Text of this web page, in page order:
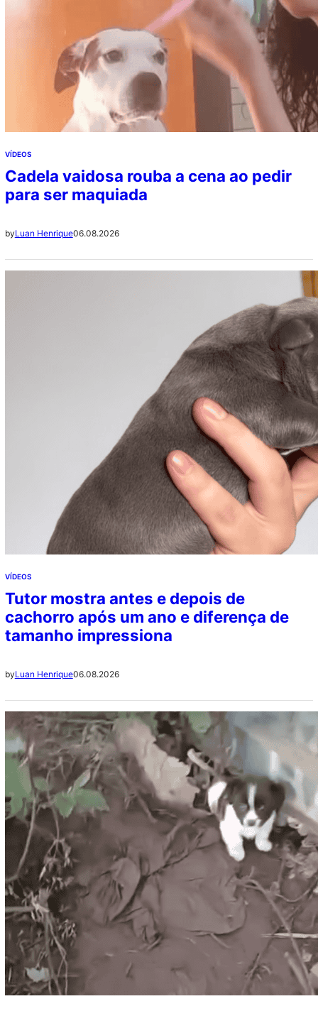
VÍDEOS
Cadela vaidosa rouba a cena ao pedir
para ser maquiada
byLuan Henrique06.08.2026
VÍDEOS
Tutor mostra antes e depois de
cachorro após um ano e diferença de
tamanho impressiona
byLuan Henrique06.08.2026